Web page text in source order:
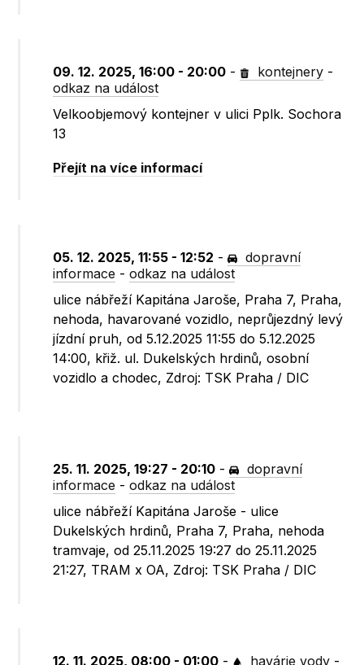
09. 12. 2025, 16:00 - 20:00 - kontejnery -
odkaz na událost
Velkoobjemový kontejner v ulici Pplk. Sochora
13
Přejít na více informací
05. 12. 2025, 11:55 - 12:52 -
dopravní
informace -odkaz na událost
ulice nábřeží Kapitána Jaroše, Praha 7, Praha,
nehoda, havarované vozidlo, neprůjezdný levý
jízdní pruh, od 5.12.2025 11:55 do 5.12.2025
14:00, křiž. ul. Dukelských hrdinů, osobní
vozidlo a chodec, Zdroj: TSK Praha / DIC
25. 11. 2025, 19:27 - 20:10 -
dopravní
informace -odkaz na událost
ulice nábřeží Kapitána Jaroše - ulice
Dukelských hrdinů, Praha 7, Praha, nehoda
tramvaje, od 25.11.2025 19:27 do 25.11.2025
21:27, TRAM x OA, Zdroj: TSK Praha / DIC
12. 11. 2025, 08:00 - 01:00 - havárie vody -